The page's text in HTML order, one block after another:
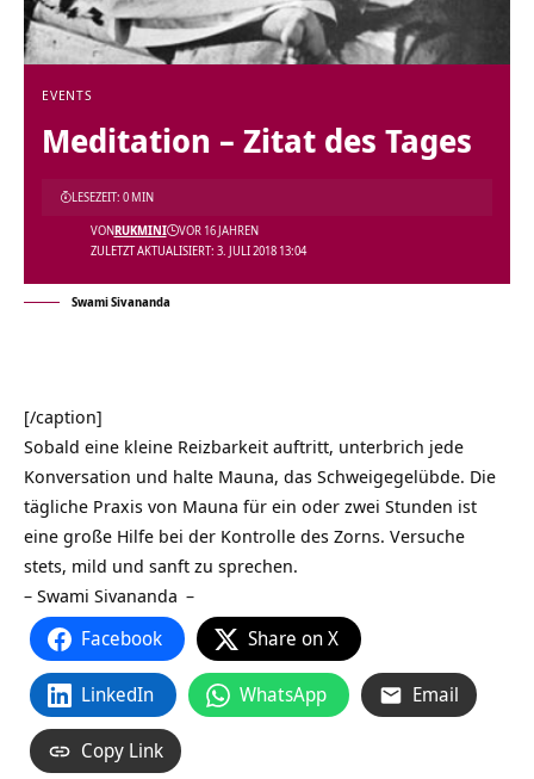
EVENTS
Meditation – Zitat des Tages
ZULETZT AKTUALISIERT: 3. JULI 2018 13:04
VONRUKMINI VOR 16 JAHREN
LESEZEIT: 0 MIN
Swami Sivananda
[/caption]
Sobald eine kleine Reizbarkeit auftritt, unterbrich jede
Konversation und halte Mauna, das Schweigegelübde. Die
tägliche Praxis von Mauna für ein oder zwei Stunden ist
eine große Hilfe bei der Kontrolle des Zorns. Versuche
stets, mild und sanft zu sprechen.
– Swami Sivananda –
Facebook Share on X
LinkedIn WhatsApp Email
Copy Link